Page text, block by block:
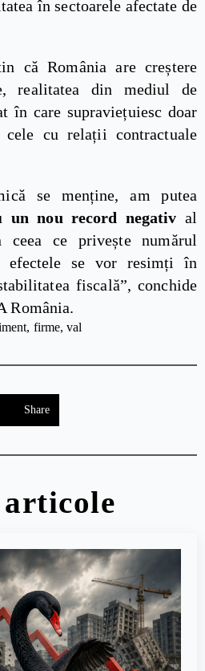
în sectoarele afectate de
că România are creștere
realitatea din mediul de
în care supraviețuiesc doar
cu relații contractuale
se menține, am putea
un nou record negativ al
ce privește numărul
efectele se vor resimți în
fiscală”, conchide
România.
firme val
Share